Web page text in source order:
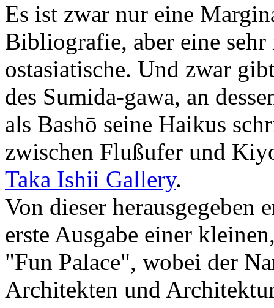
Es ist zwar nur eine
Bibliografie, aber eine sehr
ostasiatische. Und zwar
des Sumida-gawa, an
als Bashō seine Haikus
zwischen Flußufer und
Taka Ishii Gallery.
Von dieser herausgegeben
erste Ausgabe einer
"Fun Palace", wobei der
Architekten und